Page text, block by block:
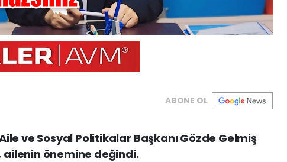
ABONE OL
ve Sosyal Politikalar Başkanı Gözde Gelmiş
ailenin önemine değindi.